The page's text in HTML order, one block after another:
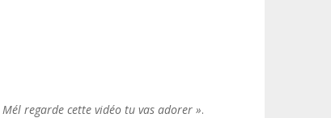
Mél regarde cette vidéo tu vas adorer ».